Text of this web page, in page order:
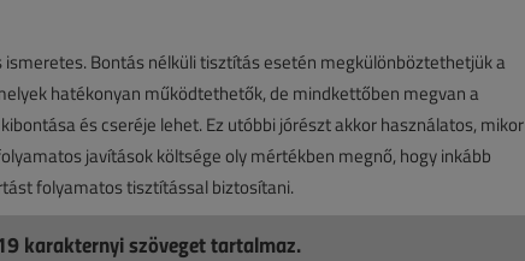
Bontás nélküli tisztítás esetén megkülönböztethetjük a
hatékonyan működtethetők, de mindkettőben megvan a
és cseréje lehet. Ez utóbbi jórészt akkor használatos, mikor
javítások költsége oly mértékben megnő, hogy inkább
folyamatos tisztítással biztosítani.
karakternyi szöveget tartalmaz.